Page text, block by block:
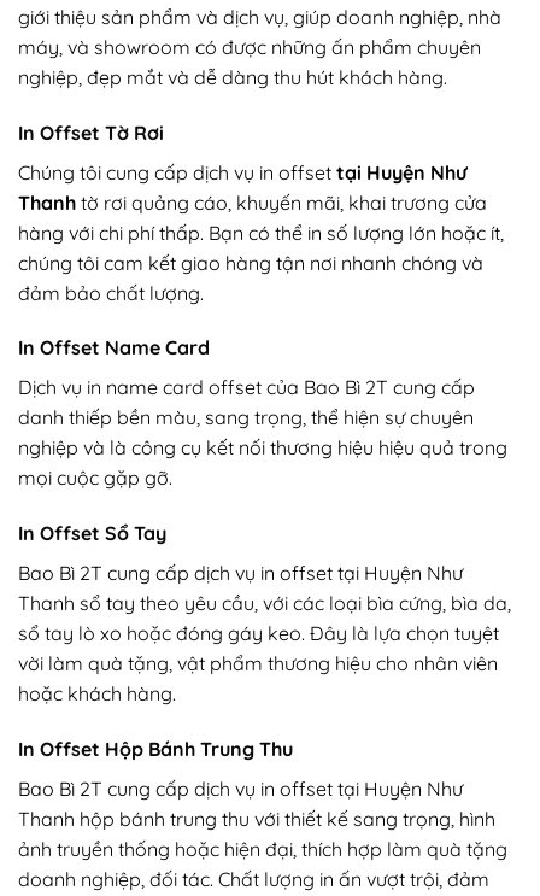
giới thiệu sản phẩm và dịch vụ, giúp doanh nghiệp, nhà
máy, và showroom có được những ấn phẩm chuyên
nghiệp, đẹp mắt và dễ dàng thu hút khách hàng.
In Offset Tờ Rơi
Chúng tôi cung cấp dịch vụ in offset tại Huyện Như
Thanh tờ rơi quảng cáo, khuyến mãi, khai trương cửa
hàng với chi phí thấp. Bạn có thể in số lượng lớn hoặc ít,
chúng tôi cam kết giao hàng tận nơi nhanh chóng và
đảm bảo chất lượng.
In Offset Name Card
Dịch vụ in name card offset của Bao Bì 2T cung cấp
danh thiếp bền màu, sang trọng, thể hiện sự chuyên
nghiệp và là công cụ kết nối thương hiệu hiệu quả trong
mọi cuộc gặp gỡ.
In Offset Sổ Tay
Bao Bì 2T cung cấp dịch vụ in offset tại Huyện Như
Thanh sổ tay theo yêu cầu, với các loại bìa cứng, bìa da,
sổ tay lò xo hoặc đóng gáy keo. Đây là lựa chọn tuyệt
vời làm quà tặng, vật phẩm thương hiệu cho nhân viên
hoặc khách hàng.
In Offset Hộp Bánh Trung Thu
Bao Bì 2T cung cấp dịch vụ in offset tại Huyện Như
Thanh hộp bánh trung thu với thiết kế sang trọng, hình
ảnh truyền thống hoặc hiện đại, thích hợp làm quà tặng
doanh nghiệp, đối tác. Chất lượng in ấn vượt trội, đảm